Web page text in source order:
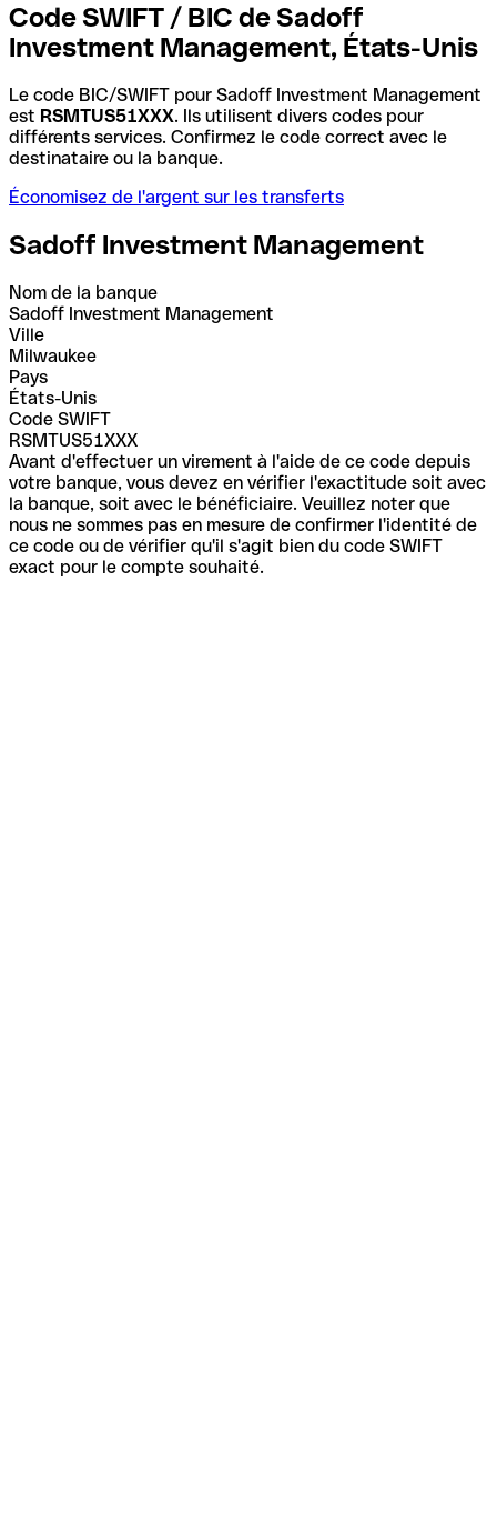
Code SWIFT / BIC de Sadoff
Investment Management, États-Unis
Le code BIC/SWIFT pour Sadoff Investment Management
est RSMTUS51XXX. Ils utilisent divers codes pour
différents services. Confirmez le code correct avec le
destinataire ou la banque.
Économisez de l'argent sur les transferts
Sadoff Investment Management
Nom de la banque
Sadoff Investment Management
Ville
Milwaukee
Pays
États-Unis
Code SWIFT
RSMTUS51XXX
Avant d'effectuer un virement à l'aide de ce code depuis
votre banque, vous devez en vérifier l'exactitude soit avec
la banque, soit avec le bénéficiaire. Veuillez noter que
nous ne sommes pas en mesure de confirmer l'identité de
ce code ou de vérifier qu'il s'agit bien du code SWIFT
exact pour le compte souhaité.